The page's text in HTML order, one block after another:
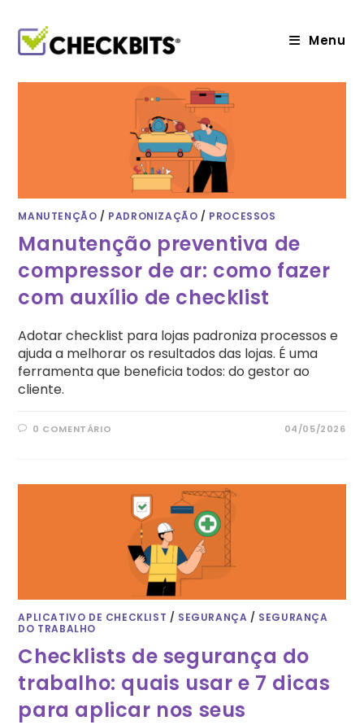
conteúdo
Menu
MANUTENÇÃO / PADRONIZAÇÃO / PROCESSOS
Manutenção preventiva de
compressor de ar: como fazer
com auxílio de checklist
Adotar checklist para lojas padroniza processos e
ajuda a melhorar os resultados das lojas. É uma
ferramenta que beneficia todos: do gestor ao
cliente.
0 COMENTÁRIO 04/05/2026
APLICATIVO DE CHECKLIST / SEGURANÇA / SEGURANÇA
DO TRABALHO
Checklists de segurança do
trabalho: quais usar e 7 dicas
para aplicar nos seus